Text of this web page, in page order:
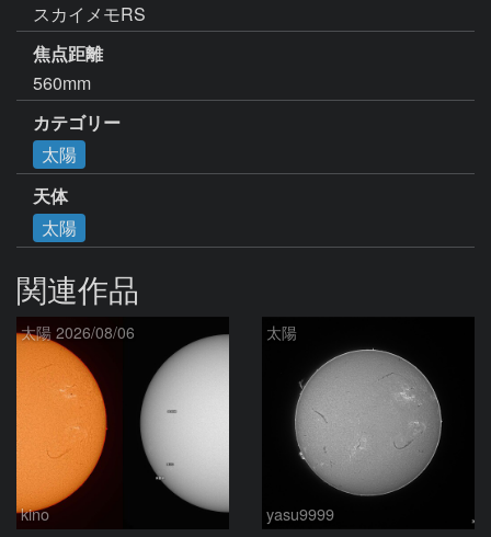
スカイメモRS
焦点距離
560mm
カテゴリー
太陽
天体
太陽
関連作品
太陽 2026/08/06
kino
太陽
yasu9999